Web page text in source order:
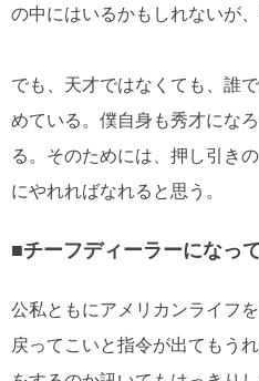
の中にはいるかもしれないが
でも、天才ではなくても、誰
めている。僕自身も秀才にな
る。そのためには、押し引き
にやれればなれると思う。
■チーフディーラーになっ
公私ともにアメリカンライフ
戻ってこいと指令が出てもう